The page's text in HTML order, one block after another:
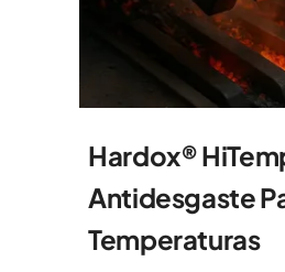
Hardox®
Antidesgaste
Temperaturas